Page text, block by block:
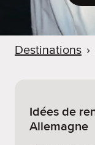
Destinations ›
Idées de
Allemagne